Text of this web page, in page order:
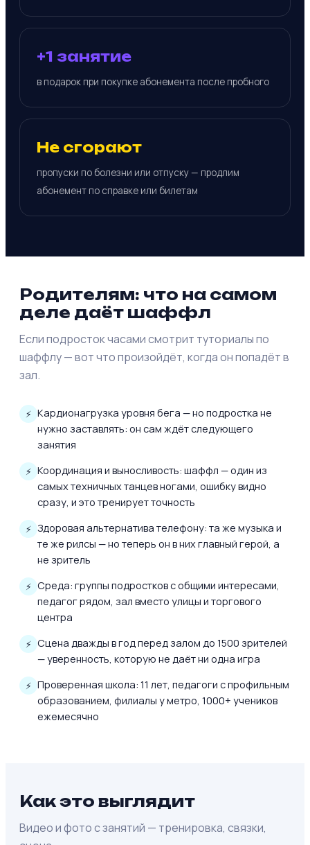
+1 занятие
в подарок при покупке абонемента после пробного
Не сгорают
пропуски по болезни или отпуску — продлим
абонемент по справке или билетам
Родителям: что на самом
деле даёт шаффл
Если подросток часами смотрит туториалы по
шаффлу — вот что произойдёт, когда он попадёт в
зал.
Кардионагрузка уровня бега — но подростка не
нужно заставлять: он сам ждёт следующего
занятия
Координация и выносливость: шаффл — один из
самых техничных танцев ногами, ошибку видно
сразу, и это тренирует точность
Здоровая альтернатива телефону: та же музыка и
те же рилсы — но теперь он в них главный герой, а
не зритель
Среда: группы подростков с общими интересами,
педагог рядом, зал вместо улицы и торгового
центра
Сцена дважды в год перед залом до 1500 зрителей
— уверенность, которую не даёт ни одна игра
Проверенная школа: 11 лет, педагоги с профильным
образованием, филиалы у метро, 1000+ учеников
ежемесячно
Как это выглядит
Видео и фото с занятий — тренировка, связки,